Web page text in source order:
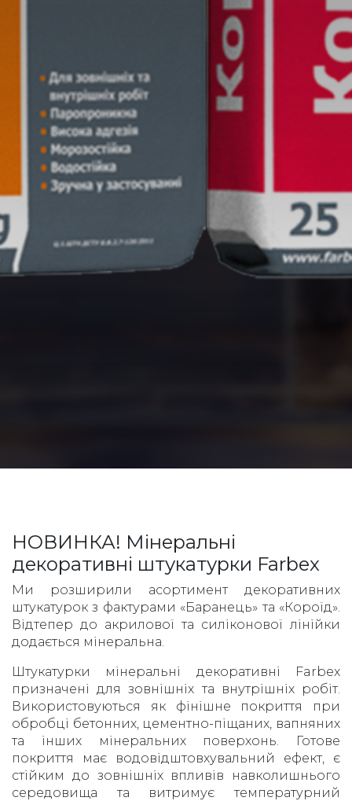
НОВИНКА! Мінеральні
декоративні штукатурки Farbex
Ми розширили асортимент декоративних
штукатурок з фактурами «Баранець» та «Короїд».
Відтепер до акрилової та силіконової лінійки
додається мінеральна.
Штукатурки мінеральні декоративні Farbex
призначені для зовнішніх та внутрішніх робіт.
Використовуються як фінішне покриття при
обробці бетонних, цементно-піщаних, вапняних
та інших мінеральних поверхонь. Готове
покриття має водовідштовхувальний ефект, є
стійким до зовнішніх впливів навколишнього
середовища та витримує температурний